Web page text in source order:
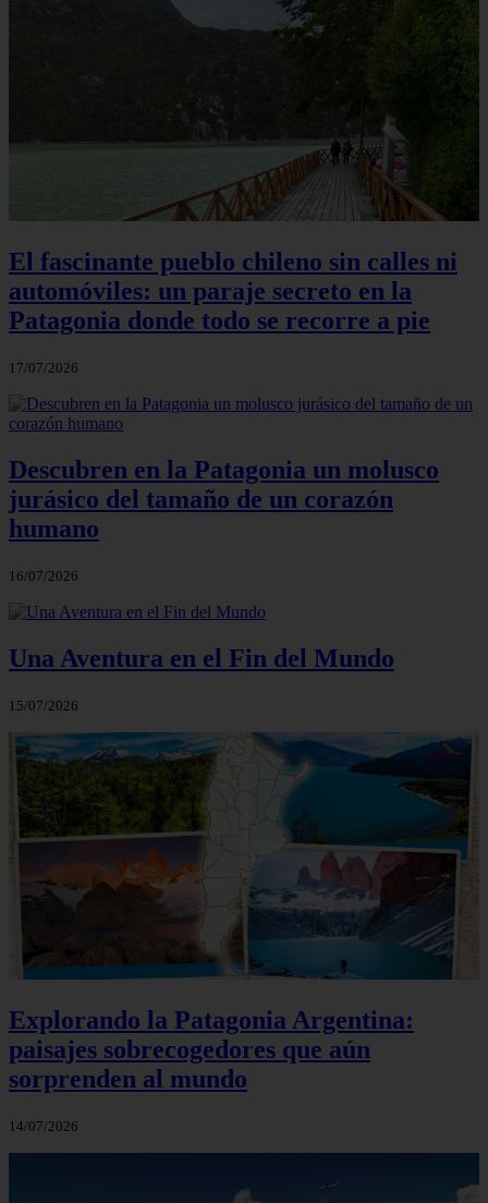
El fascinante pueblo chileno sin calles ni
automóviles: un paraje secreto en la
Patagonia donde todo se recorre a pie
17/07/2026
Descubren en la Patagonia un molusco
jurásico del tamaño de un corazón
humano
16/07/2026
Una Aventura en el Fin del Mundo
15/07/2026
Explorando la Patagonia Argentina:
paisajes sobrecogedores que aún
sorprenden al mundo
14/07/2026